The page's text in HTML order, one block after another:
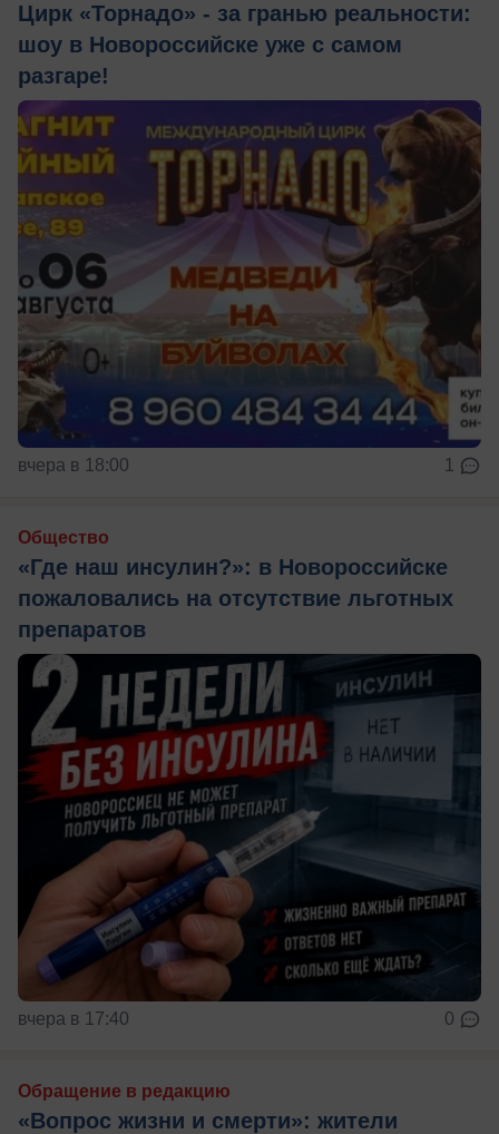
Цирк «Торнадо» - за гранью реальности:
шоу в Новороссийске уже с самом
разгаре!
вчера в 18:00 1
Общество
«Где наш инсулин?»: в Новороссийске
пожаловались на отсутствие льготных
препаратов
вчера в 17:40 0
Обращение в редакцию
«Вопрос жизни и смерти»: жители